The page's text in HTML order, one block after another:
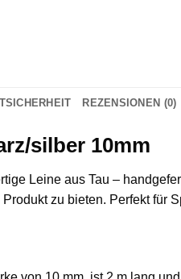
REZENSIONEN (0)
silber 10mm
Leine aus Tau –
zu bieten. Perfekt für